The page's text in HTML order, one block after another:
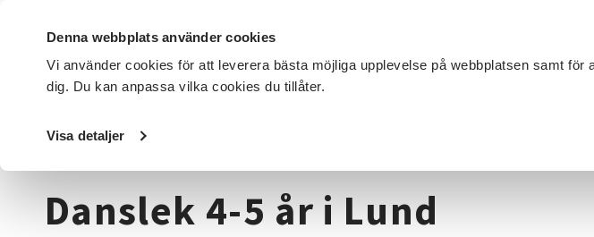
Denna webbplats använder cookies
Vi använder cookies för att leverera bästa möjliga upplevelse på webbplatsen samt för
dig. Du kan anpassa vilka cookies du tillåter.
Visa detaljer
DET HÄR GÖR VI FÖR DIG SOM SÖK KURSER OCH EVENEMANG
Startsida / Kurser och evenemang
Danslek 4-5 år i Lund